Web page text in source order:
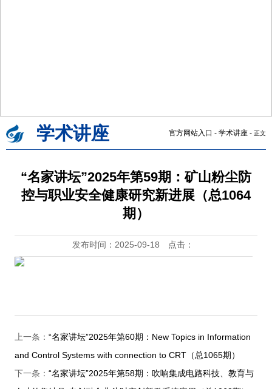
学术讲座 官方网站入口 - 学术讲座 - 正文
“名家讲坛”2025年第59期：矿山粉尘防
控与职业安全健康研究新进展（总1064
期）
发布时间：2025-09-18 点击：
上一条：“名家讲坛”2025年第60期：New Topics in Information
and Control Systems with connection to CRT（总1065期）
下一条：“名家讲坛”2025年第58期：吹响集成电路科技、教育与